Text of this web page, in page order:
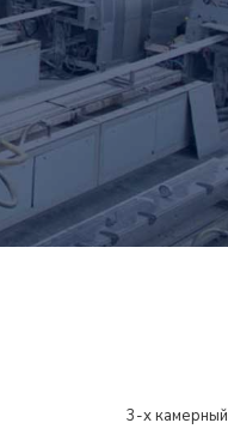
3-х камерный